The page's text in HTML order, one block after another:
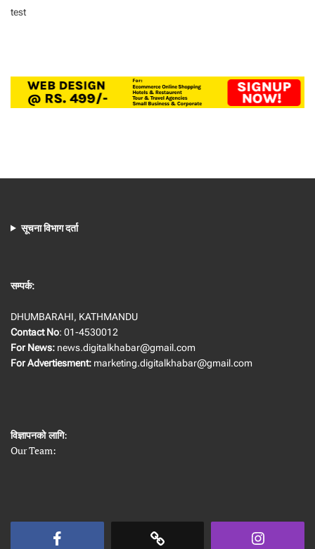
test
सूचना विभाग दर्ता
सम्पर्क:
DHUMBARAHI, KATHMANDU
Contact No: 01-4530012
For News: news.digitalkhabar@gmail.com
For Advertiesment: marketing.digitalkhabar@gmail.com
विज्ञापनको लागि:
Our Team: